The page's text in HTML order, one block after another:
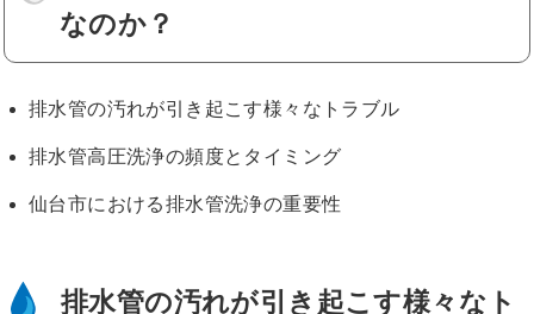
なのか？
排水管の汚れが引き起こす様々なトラブル
排水管高圧洗浄の頻度とタイミング
仙台市における排水管洗浄の重要性
排水管の汚れが引き起こす様々なト